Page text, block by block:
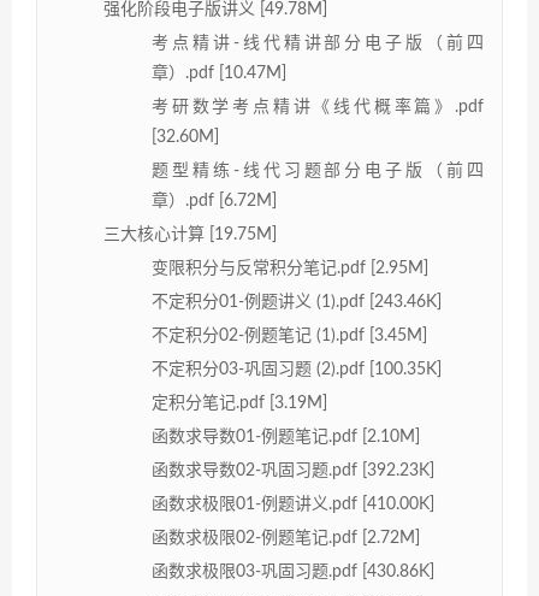
强化阶段电子版讲义 [49.78M]
考点精讲-线代精讲部分电子版（前四
章）.pdf [10.47M]
考研数学考点精讲《线代概率篇》.pdf
[32.60M]
题型精练-线代习题部分电子版（前四
章）.pdf [6.72M]
三大核心计算 [19.75M]
变限积分与反常积分笔记.pdf [2.95M]
不定积分01-例题讲义 (1).pdf [243.46K]
不定积分02-例题笔记 (1).pdf [3.45M]
不定积分03-巩固习题 (2).pdf [100.35K]
定积分笔记.pdf [3.19M]
函数求导数01-例题笔记.pdf [2.10M]
函数求导数02-巩固习题.pdf [392.23K]
函数求极限01-例题讲义.pdf [410.00K]
函数求极限02-例题笔记.pdf [2.72M]
函数求极限03-巩固习题.pdf [430.86K]